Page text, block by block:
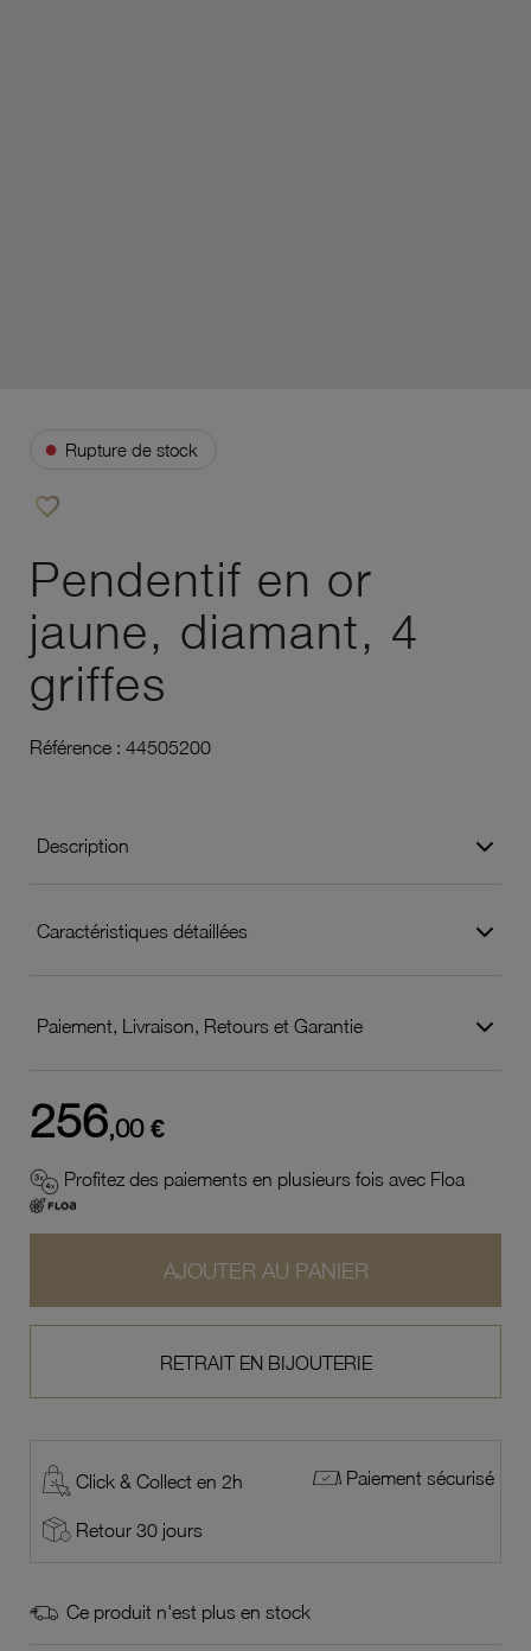
● Rupture de stock
favorite_border
Pendentif en or
jaune, diamant, 4
griffes
Référence : 44505200
Description
Caractéristiques détaillées
Paiement, Livraison, Retours et Garantie
256,00 €
Profitez des paiements en plusieurs fois avec Floa
AJOUTER AU PANIER
RETRAIT EN BIJOUTERIE
Click & Collect en 2h Paiement sécurisé
Retour 30 jours
Ce produit n'est plus en stock